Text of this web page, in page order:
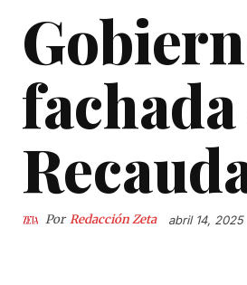
Por Redacción Zeta abril 14, 2025